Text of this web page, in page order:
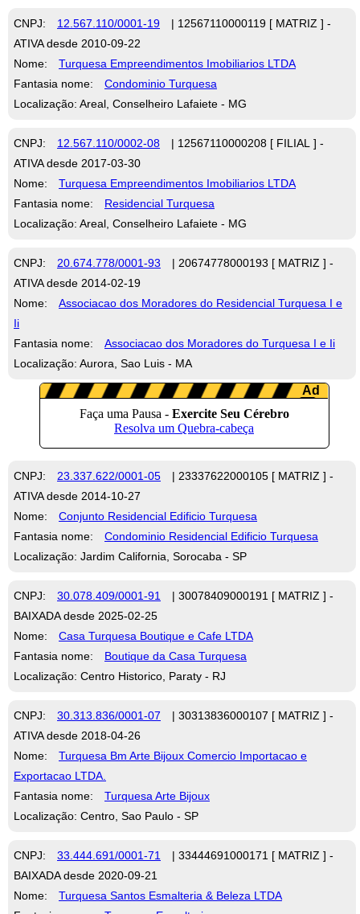
CNPJ: 12.567.110/0001-19
| 12567110000119 [ MATRIZ ] -
ATIVA desde 2010-09-22
Nome:
Turquesa Empreendimentos Imobiliarios LTDA
Fantasia nome:
Condominio Turquesa
Localização: Areal, Conselheiro Lafaiete - MG
CNPJ: 12.567.110/0002-08
| 12567110000208 [ FILIAL ] -
ATIVA desde 2017-03-30
Nome:
Turquesa Empreendimentos Imobiliarios LTDA
Fantasia nome:
Residencial Turquesa
Localização: Areal, Conselheiro Lafaiete - MG
CNPJ: 20.674.778/0001-93
| 20674778000193 [ MATRIZ ] -
ATIVA desde 2014-02-19
Nome:
Associacao dos Moradores do Residencial Turquesa I e
Ii
Fantasia nome:
Associacao dos Moradores do Turquesa I e Ii
Localização: Aurora, Sao Luis - MA
CNPJ: 23.337.622/0001-05
| 23337622000105 [ MATRIZ ] -
ATIVA desde 2014-10-27
Nome:
Conjunto Residencial Edificio Turquesa
Fantasia nome:
Condominio Residencial Edificio Turquesa
Localização: Jardim California, Sorocaba - SP
CNPJ: 30.078.409/0001-91
| 30078409000191 [ MATRIZ ] -
BAIXADA desde 2025-02-25
Nome:
Casa Turquesa Boutique e Cafe LTDA
Fantasia nome:
Boutique da Casa Turquesa
Localização: Centro Historico, Paraty - RJ
CNPJ: 30.313.836/0001-07
| 30313836000107 [ MATRIZ ] -
ATIVA desde 2018-04-26
Nome:
Turquesa Bm Arte Bijoux Comercio Importacao e
Exportacao LTDA.
Fantasia nome:
Turquesa Arte Bijoux
Localização: Centro, Sao Paulo - SP
CNPJ: 33.444.691/0001-71
| 33444691000171 [ MATRIZ ] -
BAIXADA desde 2020-09-21
Nome:
Turquesa Santos Esmalteria & Beleza LTDA